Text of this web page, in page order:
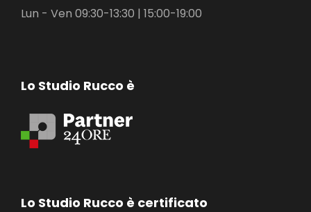
Lun - Ven 09:30-13:30 | 15:00-19:00
Lo Studio Rucco è
Lo Studio Rucco è certificato